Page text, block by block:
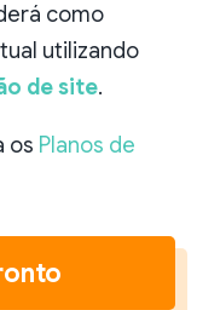
como
utilizando
de site.
os Planos de